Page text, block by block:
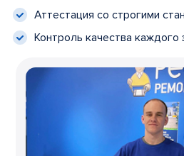
Аттестация со строгими
Контроль качества каждого